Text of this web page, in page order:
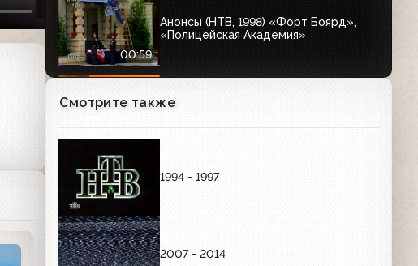
00:59
Анонсы (НТВ, 1998) «Форт Боярд»,
«Полицейская Академия»
00:15
Заставка "Документальный сериал"
Смотрите также
1994 - 1997
2007 - 2014